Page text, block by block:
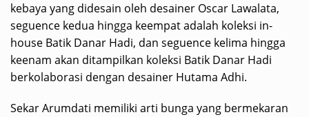
kebaya yang didesain oleh desainer Oscar Lawalata,
seguence kedua hingga keempat adalah koleksi in-
house Batik Danar Hadi, dan seguence kelima hingga
keenam akan ditampilkan koleksi Batik Danar Hadi
berkolaborasi dengan desainer Hutama Adhi.
Sekar Arumdati memiliki arti bunga yang bermekaran